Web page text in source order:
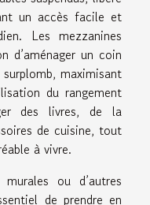
un accès facile et
Les mezzanines
d’aménager un coin
maximisant
du rangement
des livres, de la
de cuisine, tout
à vivre.
ou d’autres
de prendre en